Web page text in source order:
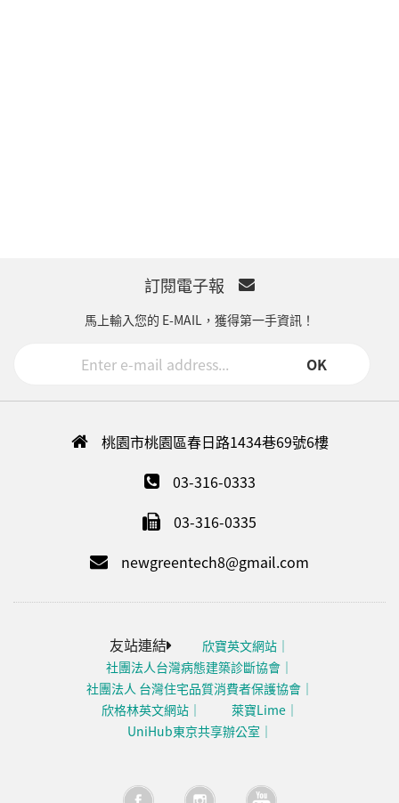
訂閱電子報
馬上輸入您的 E-MAIL，獲得第一手資訊！
OK
桃園市桃園區春日路1434巷69號6樓
03-316-0333
03-316-0335
newgreentech8@gmail.com
友站連結
欣寶英文網站
社團法人台灣病態建築診斷協會
社團法人 台灣住宅品質消費者保護協會
欣格林英文網站
萊寶Lime
UniHub東京共享辦公室